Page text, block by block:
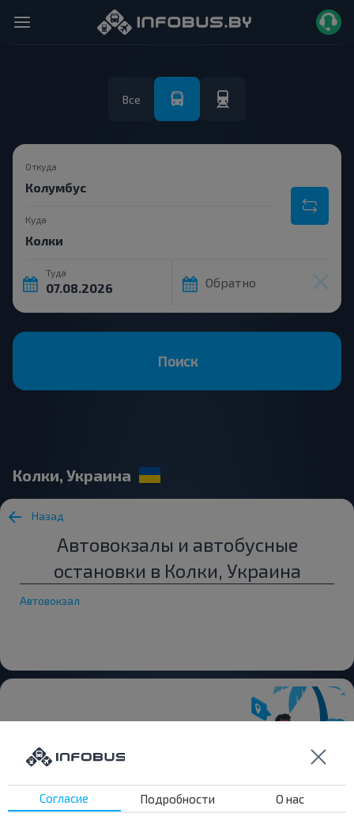
Все
Откуда
Куда
Туда
Обратно
Поиск
Колки, Украина
Назад
Автовокзалы и автобусные
остановки в Колки, Украина
Автовокзал
Хотите
путешествовать
Согласие Подробности О нас